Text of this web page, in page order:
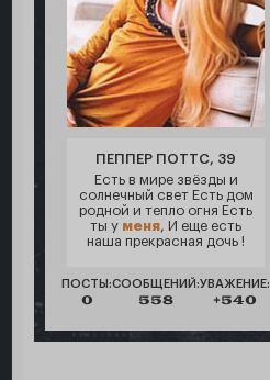
ПЕППЕР ПОТТС, 39
Есть в мире звёзды и
солнечный свет Есть дом
родной и тепло огня Есть
ты у меня , И еще есть
наша прекрасная дочь !
ПОСТЫ:
0
СООБЩЕНИЙ:
558
УВАЖЕНИЕ:
+540